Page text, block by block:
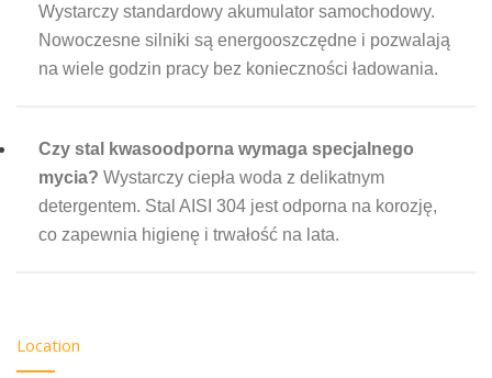
Wystarczy standardowy akumulator samochodowy.
Nowoczesne silniki są energooszczędne i pozwalają
na wiele godzin pracy bez konieczności ładowania.
Czy stal kwasoodporna wymaga specjalnego
mycia? Wystarczy ciepła woda z delikatnym
detergentem. Stal AISI 304 jest odporna na korozję,
co zapewnia higienę i trwałość na lata.
Location